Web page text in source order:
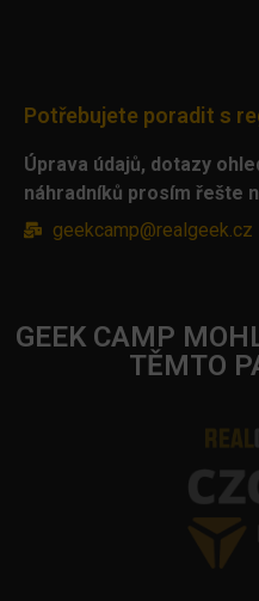
Potřebujete poradit s
Úprava údajů, dotazy
náhradníků prosím řešte
geekcamp@realgeek.cz
GEEK CAMP
TĚMTO